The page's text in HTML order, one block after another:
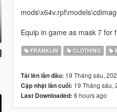
Equip in game as mask 7 for
FRANKLIN CLOTHING
Tải lên lần đầu: 19 Tháng sáu,
Cập nhật lần cuối: 19 Tháng sáu,
Last Downloaded: 6 hours ago